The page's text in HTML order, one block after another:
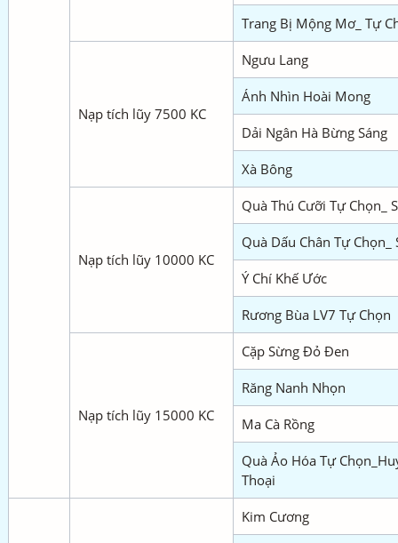
Trang Bị Mộng Mơ_ Tự
Nạp tích lũy 7500 KC
Ngưu Lang
Ánh Nhìn Hoài Mong
Dải Ngân Hà Bừng Sáng
Xà Bông
Nạp tích lũy 10000 KC
Quà Thú Cưỡi Tự Chọn_
Quà Dấu Chân Tự Chọn_
Ý Chí Khế Ước
Rương Bùa LV7 Tự Chọn
Nạp tích lũy 15000 KC
Cặp Sừng Đỏ Đen
Răng Nanh Nhọn
Ma Cà Rồng
Quà Ảo Hóa Tự
Thoại
Kim Cương